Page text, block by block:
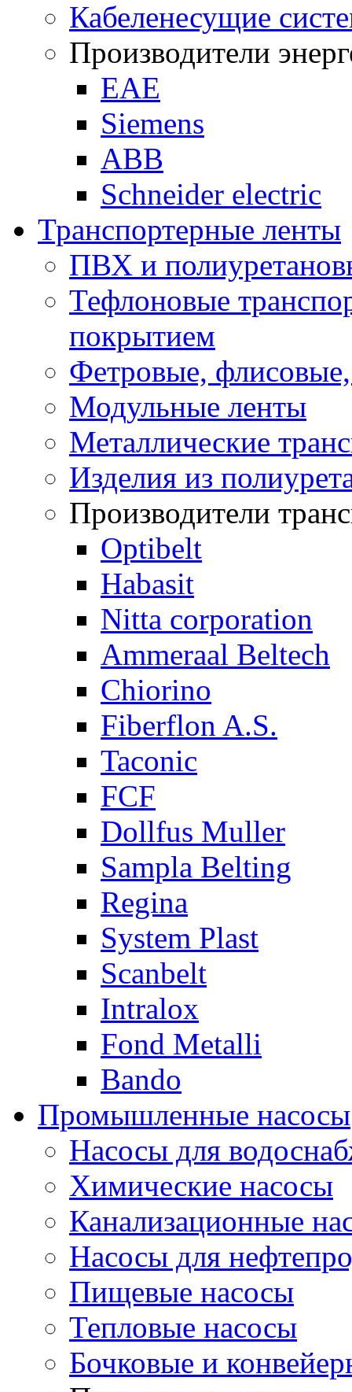
Кабеленесущие
Производители
ЕАЕ
Siemens
ABB
Schneider electric
Транспортерные ленты
ПВХ и
Тефлоновые
покрытием
Фетровые,
Модульные ленты
Металлические
Изделия из
Производители
Optibelt
Habasit
Nitta corporation
Ammeraal Beltech
Chiorino
Fiberflon A.S.
Taconic
FCF
Dollfus Muller
Sampla Belting
Regina
System Plast
Scanbelt
Intralox
Fond Metalli
Bando
Промышленные насосы
Насосы для
Химические насосы
Канализационные
Насосы для
Пищевые насосы
Тепловые насосы
Бочковые и